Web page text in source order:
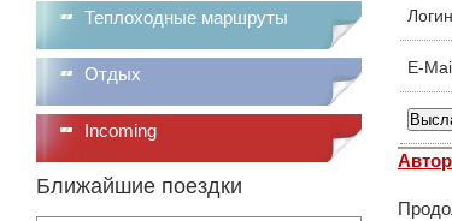
Теплоходные маршруты
Отдых
Incoming
Ближайшие поездки
E-